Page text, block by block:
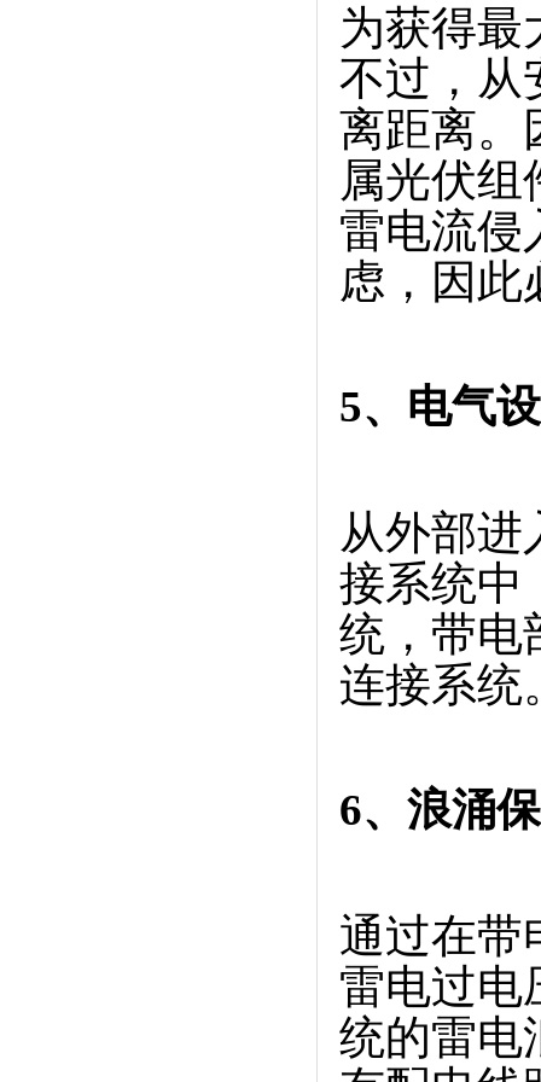
为获得最
不过，从
离距离。
属光伏
雷电流侵
虑，因此
5、电气
从外部进
接系统中
统，带电
连接系统
6、浪涌
通过在带
雷电过电
统的雷电